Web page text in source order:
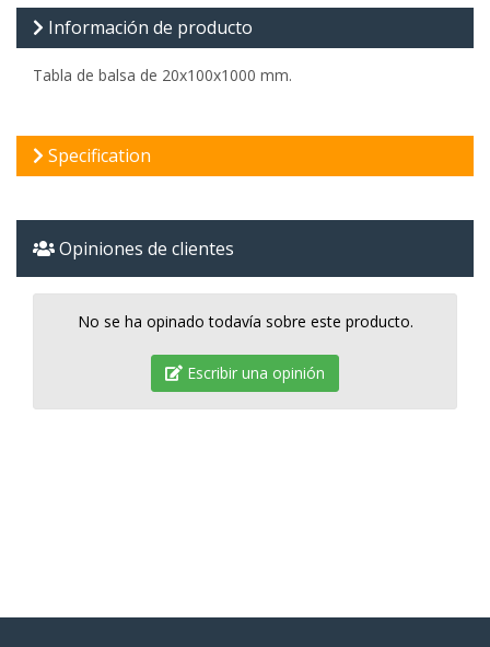
Información de producto
Tabla de balsa de 20x100x1000 mm.
Specification
Opiniones de clientes
No se ha opinado todavía sobre este producto.
Escribir una opinión